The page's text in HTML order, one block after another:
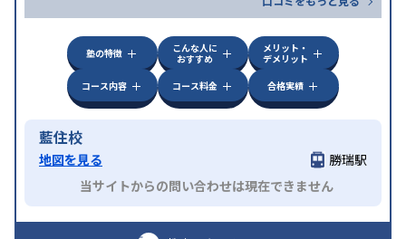
塾の特徴
こんな人に
おすすめ
メリット・
デメリット
コース内容
コース料金 合格実績
藍住校
地図を見る
勝瑞駅
当サイトからの問い合わせは現在できません